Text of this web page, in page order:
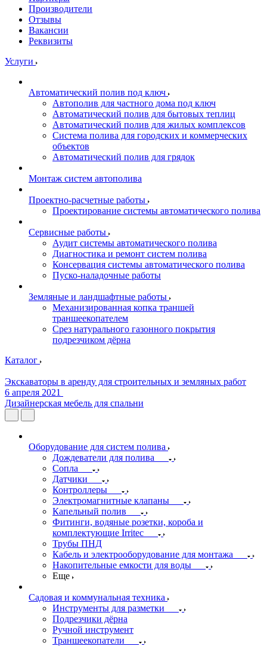
Производители
Отзывы
Вакансии
Реквизиты
Услуги
Автоматический полив под ключ
Автополив для частного дома под ключ
Автоматический полив для бытовых теплиц
Автоматический полив для жилых комплексов
Система полива для городских и коммерческих
объектов
Автоматический полив для грядок
Монтаж систем автополива
Проектно-расчетные работы
Проектирование системы автоматического полива
Сервисные работы
Аудит системы автоматического полива
Диагностика и ремонт систем полива
Консервация системы автоматического полива
Пуско-наладочные работы
Земляные и ландшафтные работы
Механизированная копка траншей
траншеекопателем
Срез натурального газонного покрытия
подрезчиком дёрна
Каталог
Экскаваторы в аренду для строительных и земляных работ
6 апреля 2021
Дизайнерская мебель для спальни
Оборудование для систем полива
Дождеватели для полива
Сопла
Датчики
Контроллеры
Электромагнитные клапаны
Капельный полив
Фитинги, водяные розетки, короба и
комплектующие Irritec
Трубы ПНД
Кабель и электрооборудование для монтажа
Накопительные емкости для воды
Еще
Садовая и коммунальная техника
Инструменты для разметки
Подрезчики дёрна
Ручной инструмент
Траншеекопатели